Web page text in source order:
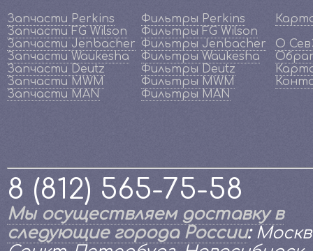
Запчасти Perkins
Запчасти FG Wilson
Запчасти Jenbacher
Запчасти Waukesha
Запчасти Deutz
Запчасти MWM
Запчасти MAN
Фильтры Perkins
Фильтры FG Wilson
Фильтры Jenbacher
Фильтры Waukesha
Фильтры Deutz
Фильтры MWM
Фильтры MAN
О
8 (812) 565-75-58
Мы осуществляем доставку в
следующие города России: